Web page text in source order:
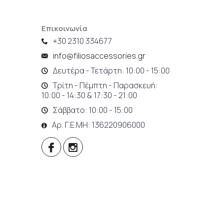
Επικοινωνία
+30 2310 334677
info@filiosaccessories.gr
Δευτέρα - Τετάρτη: 10:00 - 15:00
Τρίτη - Πέμπτη - Παρασκευή:
10:00 - 14:30 & 17:30 - 21:00
Σάββατο: 10:00 - 15:00
Αρ. Γ.Ε.ΜΗ: 136220906000